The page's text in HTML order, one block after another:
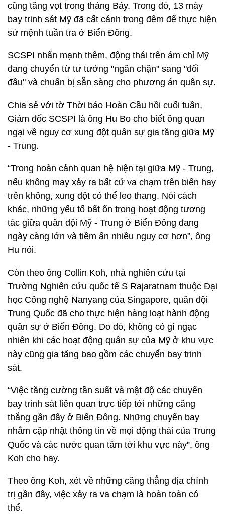
cũng tăng vọt trong tháng Bảy. Trong đó, 13 máy
bay trinh sát Mỹ đã cất cánh trong đêm để thực hiện
sứ mệnh tuần tra ở Biển Đông.
SCSPI nhấn mạnh thêm, động thái trên ám chỉ Mỹ
đang chuyển từ tư tưởng "ngăn chặn" sang "đối
đầu" và chuẩn bị sẵn sàng cho phương án quân sự.
Chia sẻ với tờ Thời báo Hoàn Cầu hồi cuối tuần,
Giám đốc SCSPI là ông Hu Bo cho biết ông quan
ngại về nguy cơ xung đột quân sự gia tăng giữa Mỹ
- Trung.
“Trong hoàn cảnh quan hệ hiện tại giữa Mỹ - Trung,
nếu không may xảy ra bất cứ va chạm trên biển hay
trên không, xung đột có thể leo thang. Nói cách
khác, những yếu tố bất ổn trong hoạt động tương
tác giữa quân đội Mỹ - Trung ở Biển Đông đang
ngày càng lớn và tiềm ẩn nhiều nguy cơ hơn”, ông
Hu nói.
Còn theo ông Collin Koh, nhà nghiên cứu tại
Trường Nghiên cứu quốc tế S Rajaratnam thuộc Đại
học Công nghệ Nanyang của Singapore, quân đội
Trung Quốc đã cho thực hiện hàng loạt hành động
quân sự ở Biển Đông. Do đó, không có gì ngạc
nhiên khi các hoạt động quân sự của Mỹ ở khu vực
này cũng gia tăng bao gồm các chuyến bay trinh
sát.
“Việc tăng cường tần suất và mật độ các chuyến
bay trinh sát liên quan trực tiếp tới những căng
thẳng gần đây ở Biển Đông. Những chuyến bay
nhằm cập nhật thông tin về mọi động thái của Trung
Quốc và các nước quan tâm tới khu vực này”, ông
Koh cho hay.
Theo ông Koh, xét về những căng thẳng địa chính
trị gần đây, việc xảy ra va chạm là hoàn toàn có
thể.